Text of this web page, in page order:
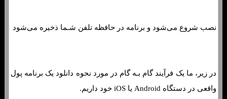
نصب شروع می‌شود و برنامه در حافظه تلفن شـما ذخیره می‌شود
در زیر، ما یک فرآیند گام بـه گام در مورد نحوه دانلود یک برنامه پول
واقعی در دستگاه Android یا iOS خود داریم.